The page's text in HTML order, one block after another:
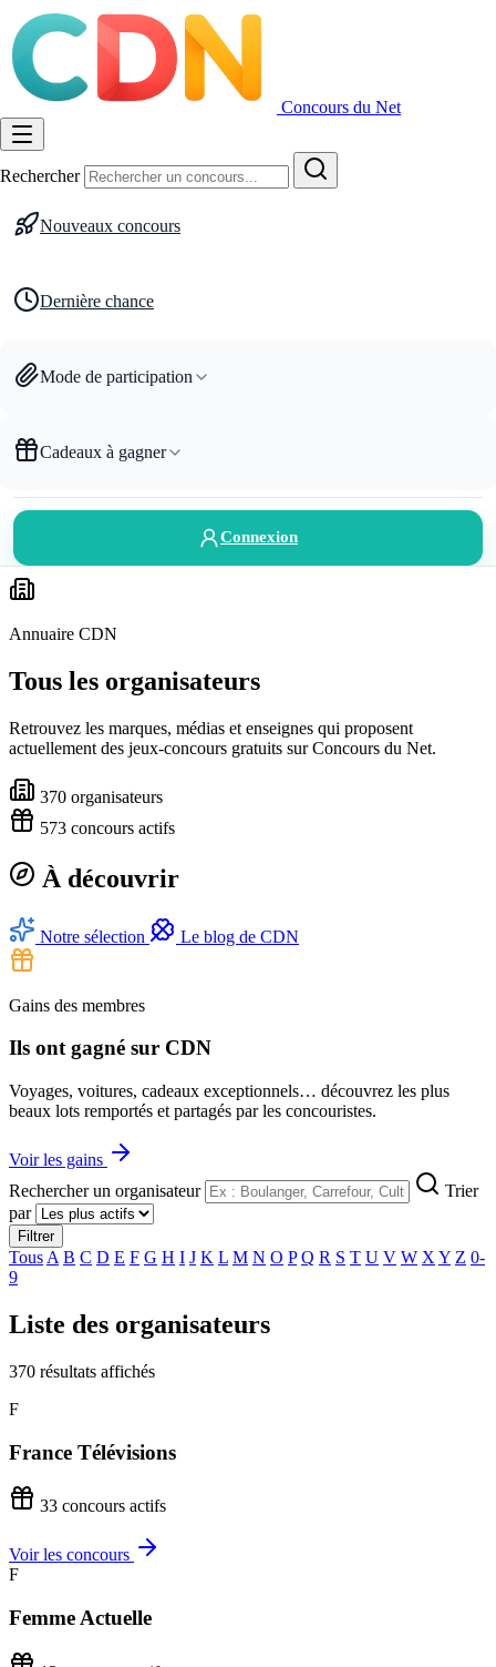
Concours du Net
Rechercher
Nouveaux concours
Dernière chance
Mode de participation
Cadeaux à gagner
Connexion
Annuaire CDN
Tous les organisateurs
Retrouvez les marques, médias et enseignes qui proposent
actuellement des jeux-concours gratuits sur Concours du Net.
370 organisateurs
573 concours actifs
À découvrir
Notre sélection Le blog de CDN
Gains des membres
Ils ont gagné sur CDN
Voyages, voitures, cadeaux exceptionnels… découvrez les plus
beaux lots remportés et partagés par les concouristes.
Voir les gains
Rechercher un organisateur
Trier
par
Filtrer
Tous A B C D E F G H I J K L M N O P Q R S T U V W X Y Z 0-
9
Liste des organisateurs
370 résultats affichés
F
France Télévisions
33 concours actifs
Voir les concours
F
Femme Actuelle